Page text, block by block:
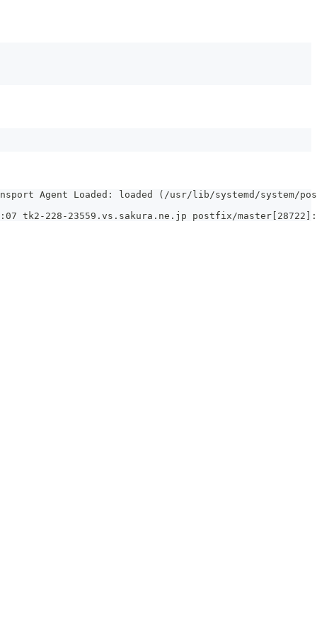
Loaded: loaded (/usr/lib/systemd/system/
tk2-228-23559.vs.sakura.ne.jp postfix/